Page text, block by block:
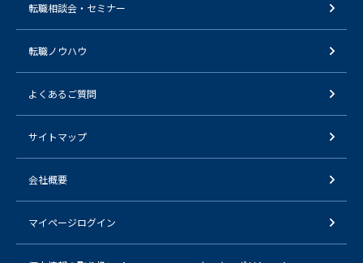
転職相談会・セミナー
転職ノウハウ
よくあるご質問
サイトマップ
会社概要
マイページログイン